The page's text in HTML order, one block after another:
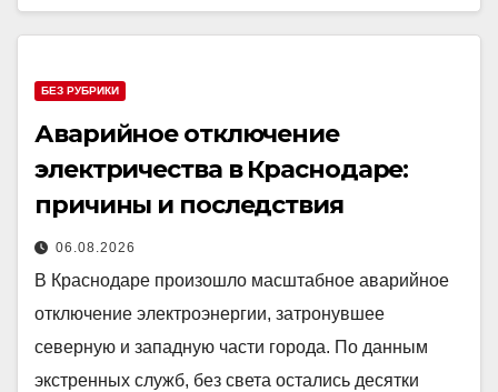
БЕЗ РУБРИКИ
Аварийное отключение
электричества в Краснодаре:
причины и последствия
06.08.2026
В Краснодаре произошло масштабное аварийное
отключение электроэнергии, затронувшее
северную и западную части города. По данным
экстренных служб, без света остались десятки